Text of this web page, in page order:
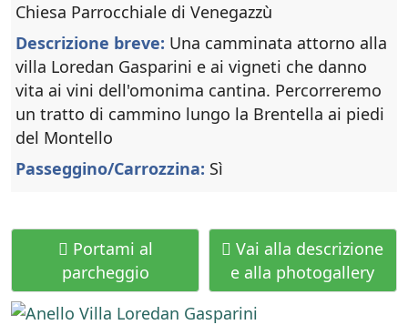
Chiesa Parrocchiale di Venegazzù
Descrizione breve: Una camminata attorno alla
villa Loredan Gasparini e ai vigneti che danno
vita ai vini dell'omonima cantina. Percorreremo
un tratto di cammino lungo la Brentella ai piedi
del Montello
Passeggino/Carrozzina: Sì
Portami al
parcheggio
Vai alla descrizione
e alla photogallery